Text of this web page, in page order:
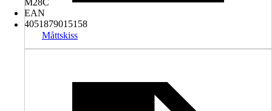
M28C
EAN
4051879015158
Måttskiss